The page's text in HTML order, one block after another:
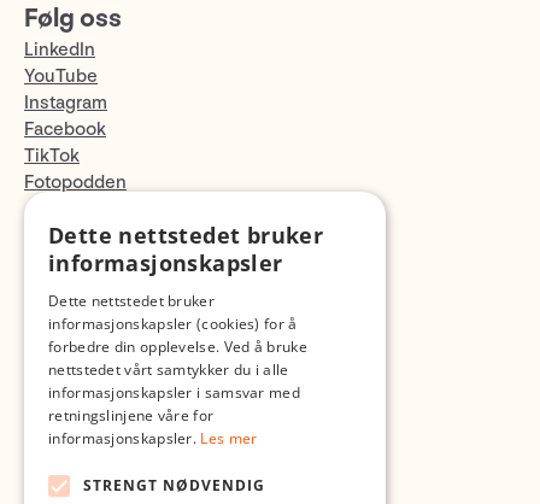
Følg oss
LinkedIn
YouTube
Instagram
Facebook
TikTok
Fotopodden
Med forbehold om skrive- og lagerfeil
Dette nettstedet bruker
informasjonskapsler
Dette nettstedet bruker
informasjonskapsler (cookies) for å
forbedre din opplevelse. Ved å bruke
nettstedet vårt samtykker du i alle
informasjonskapsler i samsvar med
retningslinjene våre for
informasjonskapsler. Les mer
STRENGT NØDVENDIG